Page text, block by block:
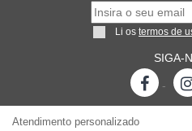
Li os termos de
SIGA-
-
Atendimento personalizado